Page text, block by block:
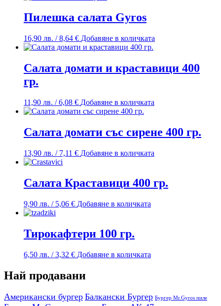
Пилешка салата Gyros
16,90 лв. / 8,64 € Добавяне в количката
Салата домати и краставици 400
гр.
11,90 лв. / 6,08 € Добавяне в количката
Салата домати със сирене 400 гр.
13,90 лв. / 7,11 € Добавяне в количката
Салата Краставици 400 гр.
9,90 лв. / 5,06 € Добавяне в количката
Тирокафтери 100 гр.
6,50 лв. / 3,32 € Добавяне в количката
Най продавани
Американски бургер Балкански Бургер Бургер Mr.Gyros пиле